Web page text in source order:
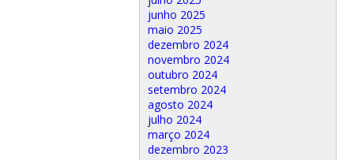
junho 2025
maio 2025
dezembro 2024
novembro 2024
outubro 2024
setembro 2024
agosto 2024
julho 2024
março 2024
dezembro 2023